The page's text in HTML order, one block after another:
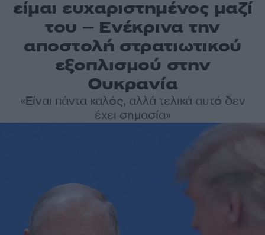
είμαι ευχαριστημένος μαζί
του – Ενέκρινα την
αποστολή στρατιωτικού
εξοπλισμού στην
Ουκρανία
«Είναι πάντα καλός, αλλά τελικά αυτό δεν
έχει σημασία»